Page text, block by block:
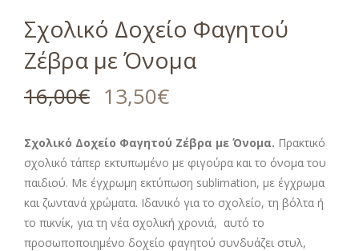
Σχολικό Δοχείο Φαγητού
Ζέβρα με Όνομα
16,00€ 13,50€
Σχολικό Δοχείο Φαγητού Ζέβρα με Όνομα. Πρακτικό
σχολικό τάπερ εκτυπωμένο με φιγούρα και το όνομα του
παιδιού. Με έγχρωμη εκτύπωση sublimation, με έγχρωμα
και ζωντανά χρώματα. Ιδανικό για το σχολείο, τη βόλτα ή
το πικνίκ, για τη νέα σχολική χρονιά, αυτό το
προσωποποιημένο δοχείο φαγητού συνδυάζει στυλ,